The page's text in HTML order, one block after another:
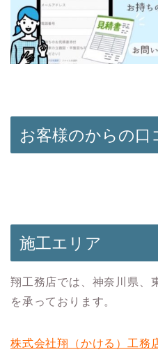
お客様のからの口
施工エリア
翔工務店では、神奈川県、
を承っております。
株式会社翔（かける）工務